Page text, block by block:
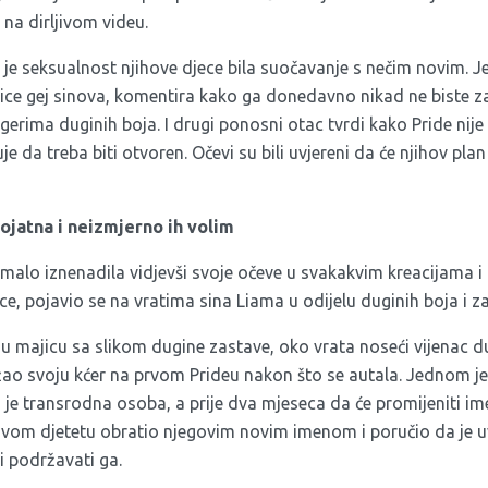
dirljivom videu.
seksualnost njihove djece bila suočavanje s nečim novim.
gej sinova, komentira kako ga donedavno nikad ne biste
duginih boja. I drugi ponosni otac tvrdi kako Pride
da treba biti otvoren. Očevi su bili uvjereni da će njihov
i neizmjerno ih volim
iznenadila vidjevši svoje očeve u svakakvim kreacijama
pojavio se na vratima sina Liama u odijelu duginih boja i
majicu sa slikom dugine zastave, oko vrata noseći vijenac
svoju kćer na prvom Prideu nakon što se autala. Jednom
transrodna osoba, a prije dva mjeseca da će promijeniti
djetetu obratio njegovim novim imenom i poručio da je
podržavati ga.